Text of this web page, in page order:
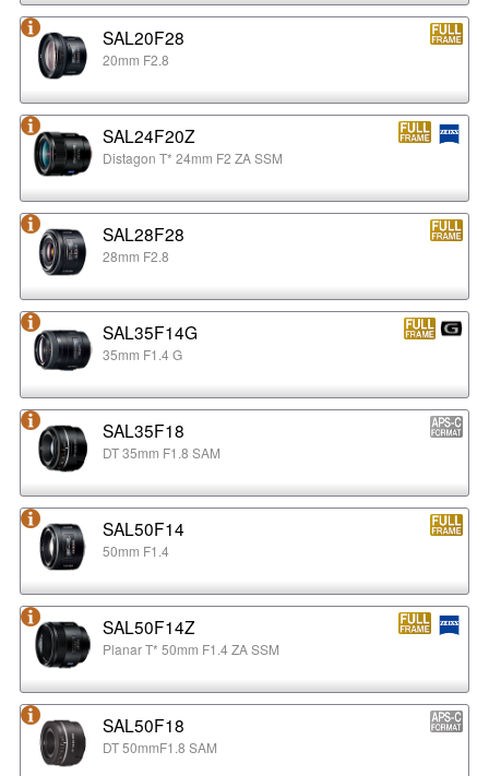
SAL20F28
20mm F2.8
SAL24F20Z
Distagon T* 24mm F2 ZA SSM
SAL28F28
28mm F2.8
SAL35F14G
35mm F1.4 G
SAL35F18
DT 35mm F1.8 SAM
SAL50F14
50mm F1.4
SAL50F14Z
Planar T* 50mm F1.4 ZA SSM
SAL50F18
DT 50mmF1.8 SAM